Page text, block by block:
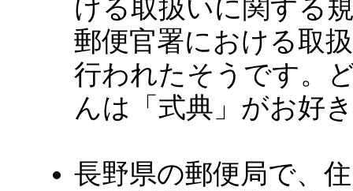
ける取扱いに関する
郵便官署における取
行われたそうです。
んは「式典」がお好
長野県の郵便局で、